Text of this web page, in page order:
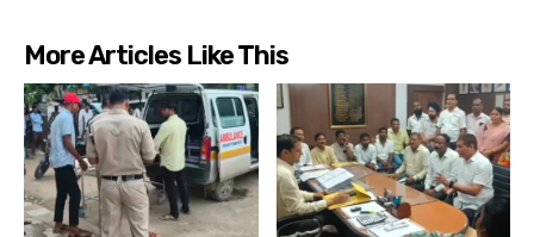
More Articles Like This